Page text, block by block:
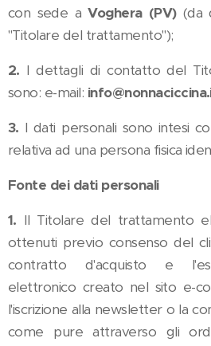
con sede aVoghera (PV)(da
"Titolare del trattamento");
2. I dettagli di contatto del
sono: e-mail:
3. I dati personali sono intesi
relativa ad una persona fisica
Fonte dei dati personali
1. Il Titolare del trattamento
ottenuti previo consenso del
contratto d'acquisto e
elettronico creato nel sito e-
l'iscrizione alla newsletter o la
come pure attraverso gli